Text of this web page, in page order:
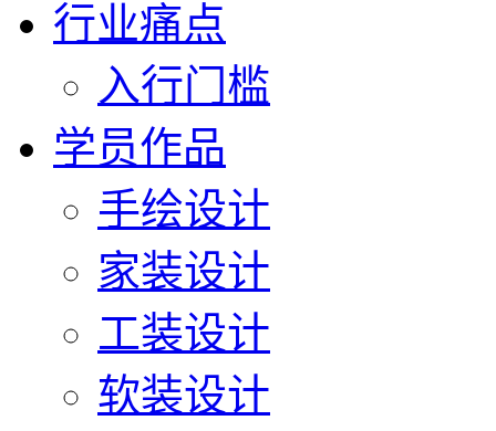
行业痛点
入行门槛
学员作品
手绘设计
家装设计
工装设计
软装设计